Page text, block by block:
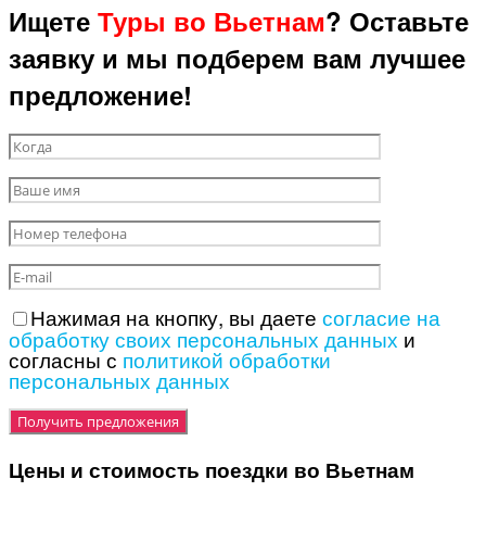
Ищете Туры во Вьетнам? Оставьте
заявку и мы подберем вам лучшее
предложение!
Нажимая на кнопку, вы даете согласие на
обработку своих персональных данных и
согласны с политикой обработки
персональных данных
Цены и стоимость поездки во Вьетнам